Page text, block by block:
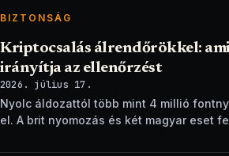
BIZTONSÁG
Kriptocsalás álrendőrökkel:
irányítja az ellenőrzést
2026. július 17.
Nyolc áldozattól több mint 4 millió
el. A brit nyomozás és két magyar eset